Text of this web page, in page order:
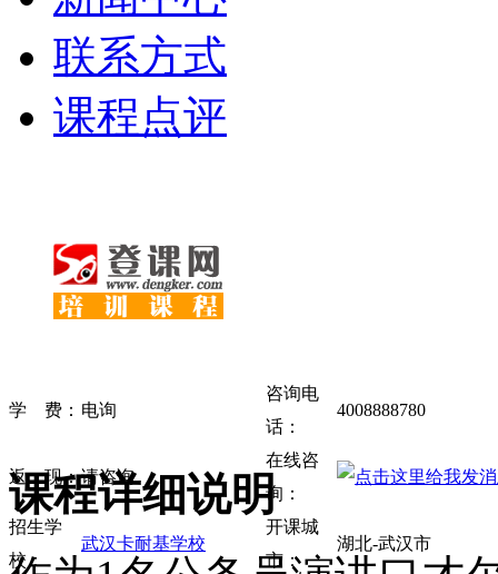
联系方式
课程点评
学 费： 电询
咨询电
话：
4008888780
返 现：请咨询
在线咨
询：
招生学
校：
武汉卡耐基学校
开课城
市：
湖北-武汉市
课程详细说明